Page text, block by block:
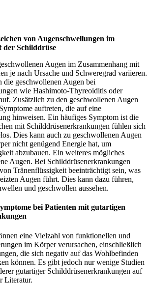
von Augenschwellungen im
der Schilddrüse
Augen im Zusammenhang mit
je nach Ursache und Schweregrad variieren.
die geschwollenen Augen bei
wie Hashimoto-Thyreoiditis oder
Zusätzlich zu den geschwollenen Augen
auftreten, die auf eine
hinweisen. Ein häufiges Symptom ist die
mit Schilddrüsenerkrankungen fühlen sich
Dies kann auch zu geschwollenen Augen
nicht genügend Energie hat, um
abzubauen. Ein weiteres mögliches
Augen. Bei Schilddrüsenerkrankungen
Tränenflüssigkeit beeinträchtigt sein, was
Augen führt. Dies kann dazu führen,
und geschwollen aussehen.
bei Patienten mit gutartigen
eine Vielzahl von funktionellen und
im Körper verursachen, einschließlich
die sich negativ auf das Wohlbefinden
können. Es gibt jedoch nur wenige Studien
gutartiger Schilddrüsenerkrankungen auf
Literatur.